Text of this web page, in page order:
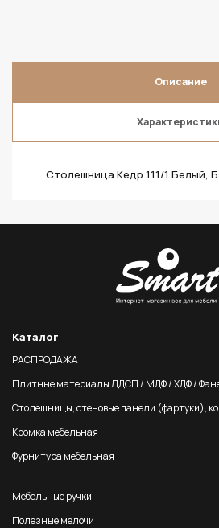
Описание
Столешница Кедр 111/1 Белый,
Каталог
РАСПРОДАЖА
Плитные материалы ЛДСП / МДФ / ХДФ /
Столешницы, стеновые панели (фартуки),
Кромка мебельная
Фурнитура мебельная
Мебельные ручки
Полезные мелочи